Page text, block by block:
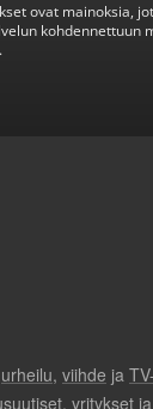
ovat mainoksia,
kohdennettuun